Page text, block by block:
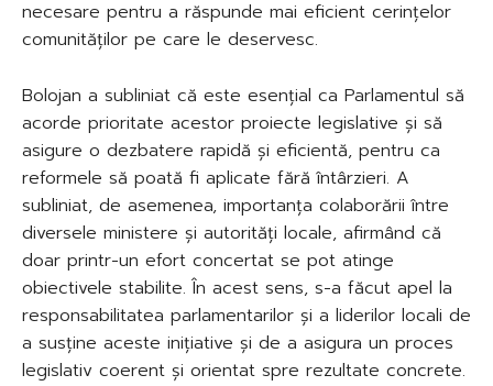
necesare pentru a răspunde mai eficient cerințelor
comunităților pe care le deservesc.
Bolojan a subliniat că este esențial ca Parlamentul să
acorde prioritate acestor proiecte legislative și să
asigure o dezbatere rapidă și eficientă, pentru ca
reformele să poată fi aplicate fără întârzieri. A
subliniat, de asemenea, importanța colaborării între
diversele ministere și autorități locale, afirmând că
doar printr-un efort concertat se pot atinge
obiectivele stabilite. În acest sens, s-a făcut apel la
responsabilitatea parlamentarilor și a liderilor locali de
a susține aceste inițiative și de a asigura un proces
legislativ coerent și orientat spre rezultate concrete.